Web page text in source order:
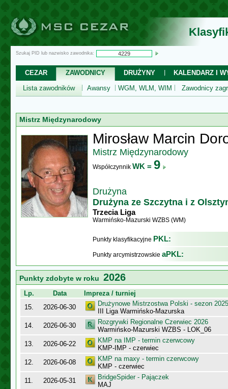
Szukaj PID lub nazwisko zawodnika:
CEZAR ZAWODNICY DRUŻYNY
KALENDARZ I
Lista zawodników
Awansy WGM, WLM, WIM Zawodnicy
Mistrz Międzynarodowy
Mirosław Marcin
Mistrz Międzynarodowy
Współczynnik WK = 9
Drużyna
Drużyna ze Szczytna i z
Trzecia Liga
Warmińsko-Mazurski WZBS (WM)
Punkty klasyfikacyjne PKL:
Punkty arcymistrzowskie aPKL:
Punkty zdobyte w roku 2026
Lp. Data
Impreza / turniej
15.
2026-06-30
Drużynowe Mistrzostwa Polski - sezon
III Liga Warmińsko-Mazurska
14.
2026-06-30
Rozgrywki Regionalne Czerwiec 2026
Warmińsko-Mazurski WZBS - LOK_06
13.
2026-06-22
KMP na IMP - termin czerwcowy
KMP-IMP - czerwiec
12.
2026-06-08
KMP na maxy - termin czerwcowy
KMP - czerwiec
11.
2026-05-31
BridgeSpider - Pajączek
MAJ